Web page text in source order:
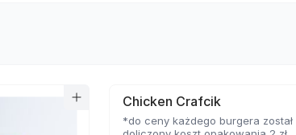
Chicken Crafcik
*do ceny każdego burgera został